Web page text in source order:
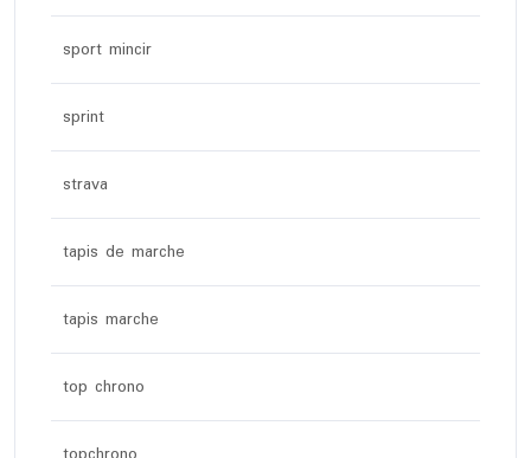
sport mincir
sprint
strava
tapis de marche
tapis marche
top chrono